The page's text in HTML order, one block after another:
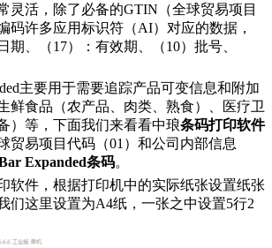
灵活，除了必备的GTIN（全球贸易项目
码许多应用标识符（AI）对应的数据，
期、（17）：有效期、（10）批号、
主要用于需要追踪产品可变信息和附加
鲜食品（农产品、肉类、熟食）、医疗卫
）等，下面我们来看看中琅条码打印软件
贸易项目代码（01）和公司内部信息
Expanded条码。
软件，根据打印机中的实际纸张设置纸张
们这里设置为A4纸，一张之中设置5行2